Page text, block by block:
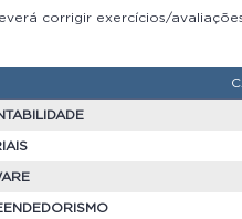
corrigir exercícios/